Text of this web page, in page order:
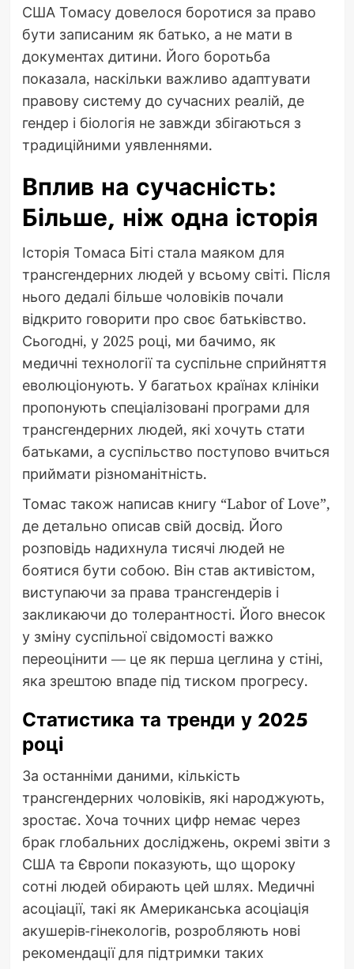
США Томасу довелося боротися за право
бути записаним як батько, а не мати в
документах дитини. Його боротьба
показала, наскільки важливо адаптувати
правову систему до сучасних реалій, де
гендер і біологія не завжди збігаються з
традиційними уявленнями.
Вплив на сучасність:
Більше, ніж одна історія
Історія Томаса Біті стала маяком для
трансгендерних людей у всьому світі. Після
нього дедалі більше чоловіків почали
відкрито говорити про своє батьківство.
Сьогодні, у 2025 році, ми бачимо, як
медичні технології та суспільне сприйняття
еволюціонують. У багатьох країнах клініки
пропонують спеціалізовані програми для
трансгендерних людей, які хочуть стати
батьками, а суспільство поступово вчиться
приймати різноманітність.
Томас також написав книгу “Labor of Love”,
де детально описав свій досвід. Його
розповідь надихнула тисячі людей не
боятися бути собою. Він став активістом,
виступаючи за права трансгендерів і
закликаючи до толерантності. Його внесок
у зміну суспільної свідомості важко
переоцінити — це як перша цеглина у стіні,
яка зрештою впаде під тиском прогресу.
Статистика та тренди у 2025
році
За останніми даними, кількість
трансгендерних чоловіків, які народжують,
зростає. Хоча точних цифр немає через
брак глобальних досліджень, окремі звіти з
США та Європи показують, що щороку
сотні людей обирають цей шлях. Медичні
асоціації, такі як Американська асоціація
акушерів-гінекологів, розробляють нові
рекомендації для підтримки таких